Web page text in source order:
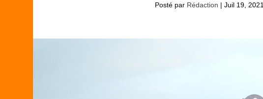
Posté par Rédaction | Juil 19, 2021